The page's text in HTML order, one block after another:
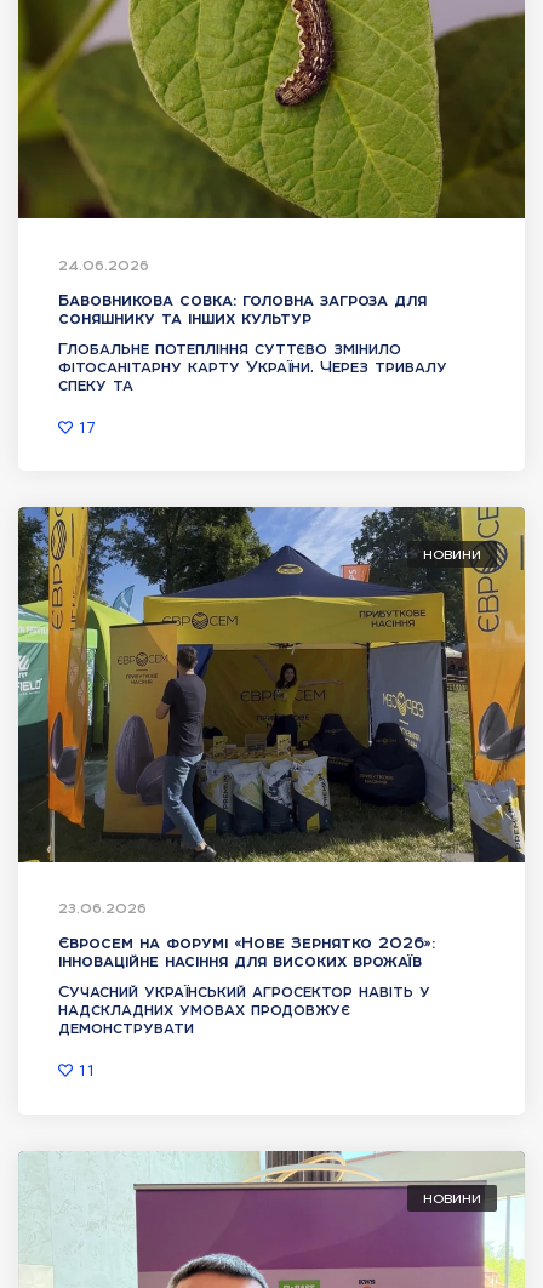
24.06.2026
Бавовникова совка: головна загроза для
соняшнику та інших культур
Глобальне потепління суттєво змінило
фітосанітарну карту України. Через тривалу
спеку та
17
НОВИНИ
23.06.2026
Євросем на форумі «Нове Зернятко 2026»:
інноваційне насіння для високих врожаїв
Сучасний український агросектор навіть у
надскладних умовах продовжує
демонструвати
11
НОВИНИ